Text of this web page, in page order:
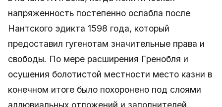
напряженность постепенно ослабла после
Нантского эдикта 1598 года, который
предоставил гугенотам значительные права и
свободы. По мере расширения Гренобля и
осушения болотистой местности место казни в
конечном итоге было похоронено под слоями
аллювиальных отложений и заполнителей.